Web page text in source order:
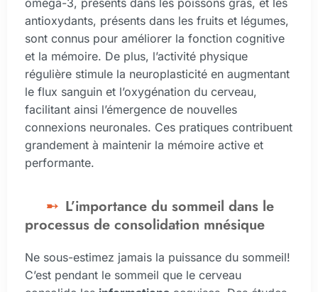
antioxydants, présents dans les fruits et légumes,
sont connus pour améliorer la fonction cognitive
et la mémoire. De plus, l’activité physique
régulière stimule la neuroplasticité en augmentant
le flux sanguin et l’oxygénation du cerveau,
facilitant ainsi l’émergence de nouvelles
connexions neuronales. Ces pratiques contribuent
grandement à maintenir la mémoire active et
performante.
L’importance du sommeil dans le
processus de consolidation mnésique
Ne sous-estimez jamais la puissance du sommeil!
C’est pendant le sommeil que le cerveau